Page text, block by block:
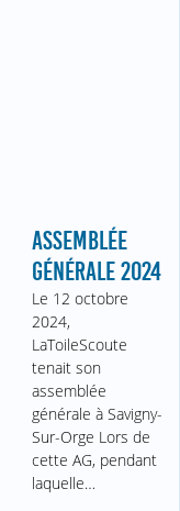
ASSEMBLÉE
GÉNÉRALE 2024
Le 12 octobre
2024,
LaToileScoute
tenait son
assemblée
générale à Savigny-
Sur-Orge Lors de
cette AG, pendant
laquelle…